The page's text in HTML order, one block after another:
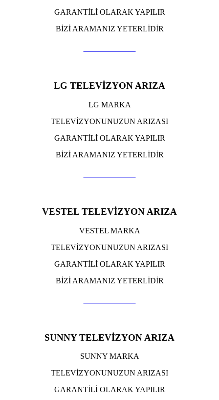
GARANTİLİ OLARAK YAPILIR
BİZİ ARAMANIZ YETERLİDİR
LG TELEVİZYON ARIZA
LG MARKA
TELEVİZYONUNUZUN ARIZASI
GARANTİLİ OLARAK YAPILIR
BİZİ ARAMANIZ YETERLİDİR
VESTEL TELEVİZYON ARIZA
VESTEL MARKA
TELEVİZYONUNUZUN ARIZASI
GARANTİLİ OLARAK YAPILIR
BİZİ ARAMANIZ YETERLİDİR
SUNNY TELEVİZYON ARIZA
SUNNY MARKA
TELEVİZYONUNUZUN ARIZASI
GARANTİLİ OLARAK YAPILIR